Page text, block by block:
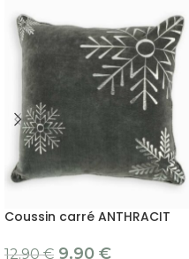
Coussin carré ANTHRACIT
12.90€ 9.90 €